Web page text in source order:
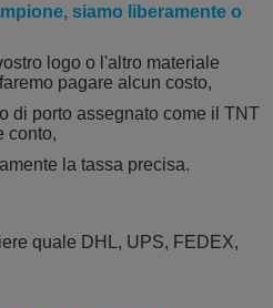
siamo liberamente o
logo o l'altro materiale
pagare alcun costo,
di porto assegnato come il TNT
conto,
la tassa precisa.
quale DHL, UPS, FEDEX,